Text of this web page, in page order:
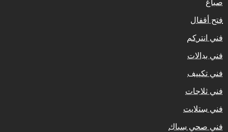
صباغ
فتح أقفال
فني انتركم
فني بدالات
فني تكييف
فني ثلاجات
فني ستلايت
فني صحي سباك